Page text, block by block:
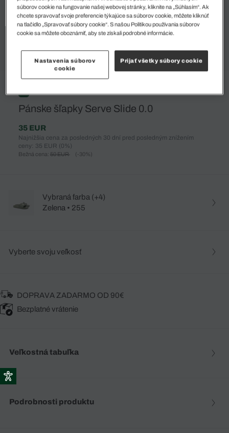
%
Pánske šľapky Serve Slide 0.0
35 EUR
Najnižšia cena za posledných 30 dní pred posledným znížením
ceny: 35 EUR (0%)
Bežná cena: 50 EUR (-30%)
Vybraná farba (+4)
Zelena • 255
Vyberte svoju veľkosť
DOPRAVA ZADARMO OD 90€
Bezplatné vrátenie
Veľkostná tabuľka
Podrobnosti produktu
súborov cookie na fungovanie našej webovej stránky, kliknite na „Súhlasím“. Ak
chcete spravovať svoje preferencie týkajúce sa súborov cookie, môžete kliknúť
na tlačidlo „Spravovať súbory cookie“. S našou Politikou používania súborov
cookie sa môžete oboznámiť, aby ste získali podrobné informácie.
Nastavenia súborov
cookie
Prijať všetky súbory cookie